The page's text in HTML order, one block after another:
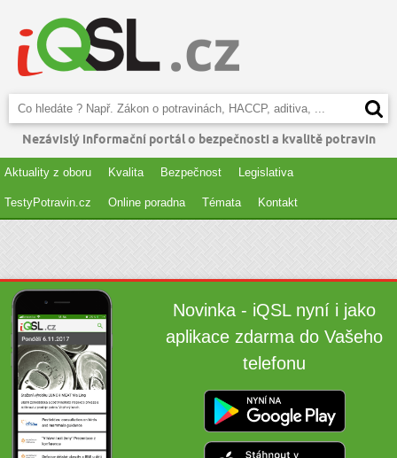
Nezávislý informační portál o bezpečnosti a kvalitě potravin
Aktuality z oboru Kvalita Bezpečnost Legislativa
TestyPotravin.cz Online poradna Témata Kontakt
Novinka - iQSL nyní i jako
aplikace zdarma do Vašeho
telefonu